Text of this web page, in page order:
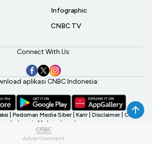
Infographic
CNBC TV
Connect With Us:
aplikasi CNBC Indonesia:
Pedoman Media Siber Karir Disclaimer CNBC
Indonesia My Investment
Indonesia, A Transmedia Company